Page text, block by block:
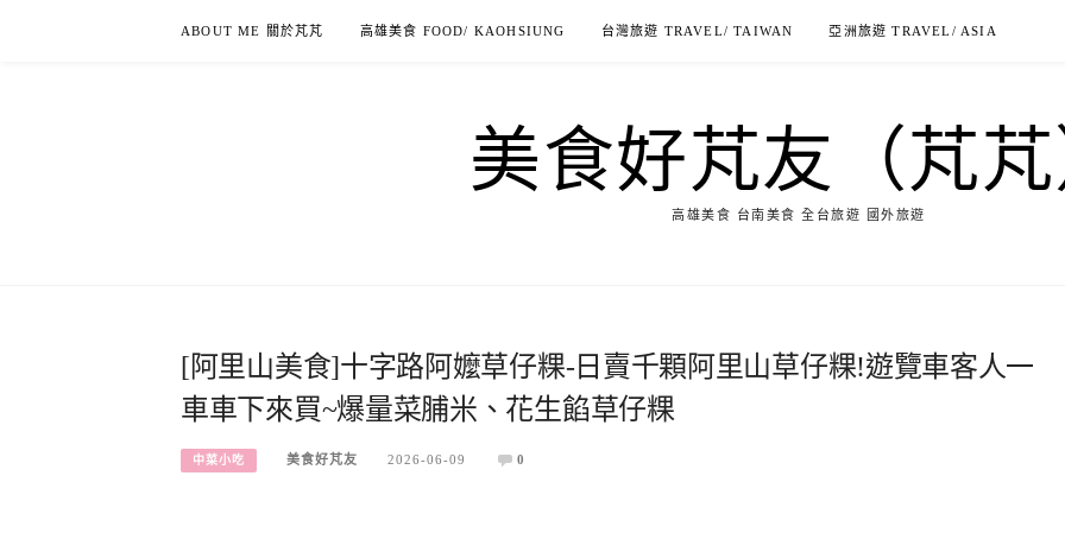
ABOUT ME 關於芃芃 高雄美食 FOOD/ KAOHSIUNG 台灣旅遊 TRAVEL/ TAIWAN 亞洲旅遊 TRAVEL/ ASIA
美食好芃友（芃芃
高雄美食 台南美食 全台旅遊 國外旅遊
[阿里山美食]十字路阿嬤草仔粿-日賣千顆阿里山草仔粿!遊覽車客人一
車車下來買~爆量菜脯米、花生餡草仔粿
中菜小吃 美食好芃友 2026-06-09 0